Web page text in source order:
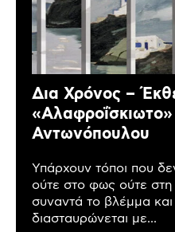
Δια Χρόνος –
Αντωνόπουλου
Υπάρχουν τόποι που
ούτε στο φως ούτε
συναντά το βλέμμα
διασταυρώνεται με...